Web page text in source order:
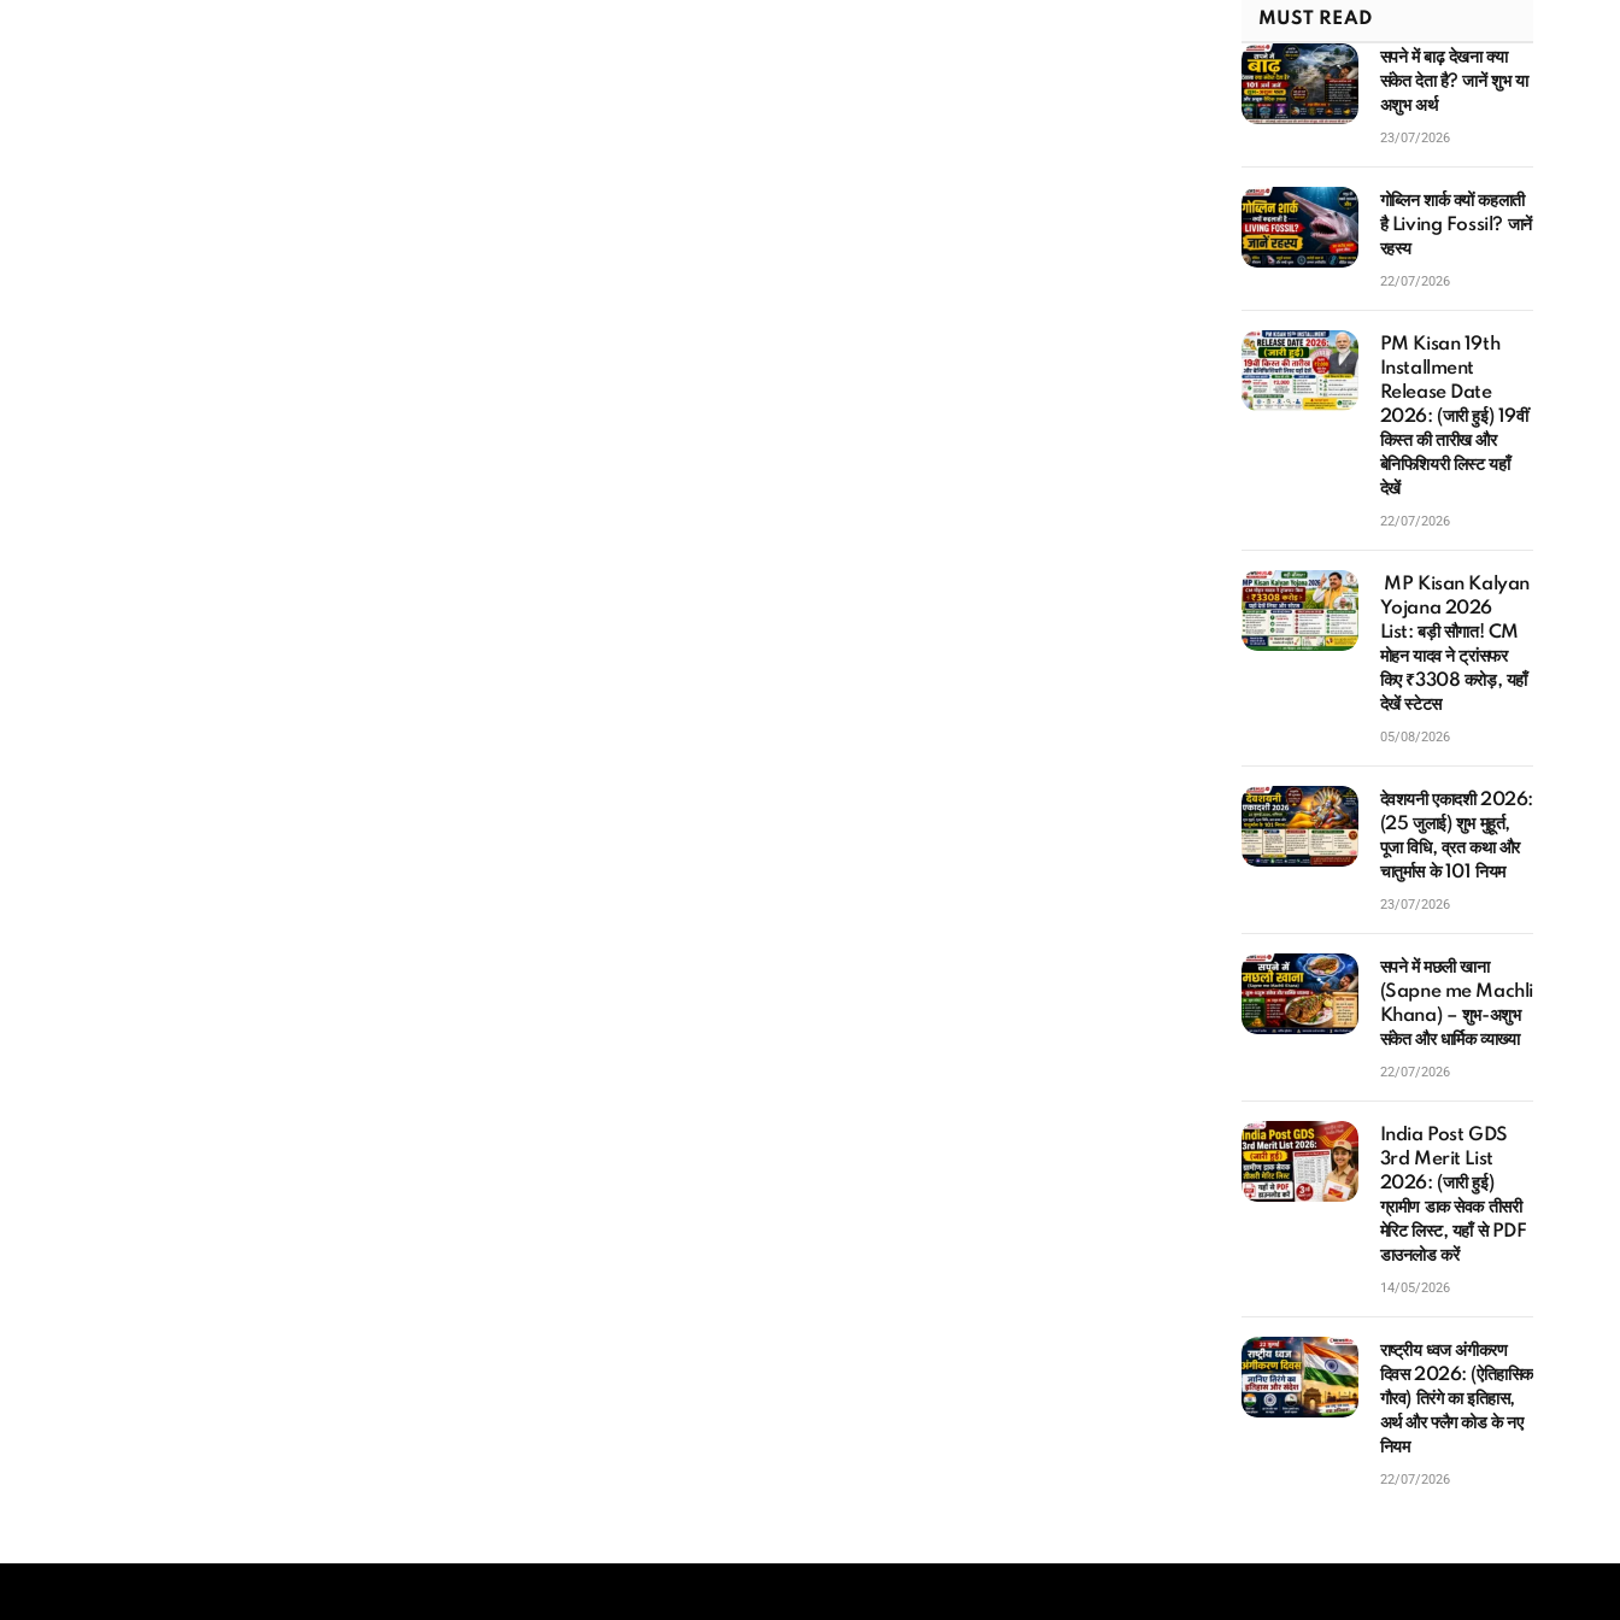
MUST READ
सपने में बाढ़ देखना क्या
संकेत देता है? जानें शुभ या
अशुभ अर्थ
23/07/2026
गोब्लिन शार्क क्यों कहलाती
है Living Fossil? जानें
रहस्य
22/07/2026
PM Kisan 19th
Installment
Release Date
2026: (जारी हुई) 19वीं
किस्त की तारीख और
बेनिफिशियरी लिस्ट यहाँ
देखें
22/07/2026
MP Kisan Kalyan
Yojana 2026
List: बड़ी सौगात! CM
मोहन यादव ने ट्रांसफर
किए ₹3308 करोड़, यहाँ
देखें स्टेटस
05/08/2026
देवशयनी एकादशी 2026:
(25 जुलाई) शुभ मुहूर्त,
पूजा विधि, व्रत कथा और
चातुर्मास के 101 नियम
23/07/2026
सपने में मछली खाना
(Sapne me Machli
Khana) – शुभ-अशुभ
संकेत और धार्मिक व्याख्या
22/07/2026
India Post GDS
3rd Merit List
2026: (जारी हुई)
ग्रामीण डाक सेवक तीसरी
मेरिट लिस्ट, यहाँ से PDF
डाउनलोड करें
14/05/2026
राष्ट्रीय ध्वज अंगीकरण
दिवस 2026: (ऐतिहासिक
गौरव) तिरंगे का इतिहास,
अर्थ और फ्लैग कोड के नए
नियम
22/07/2026